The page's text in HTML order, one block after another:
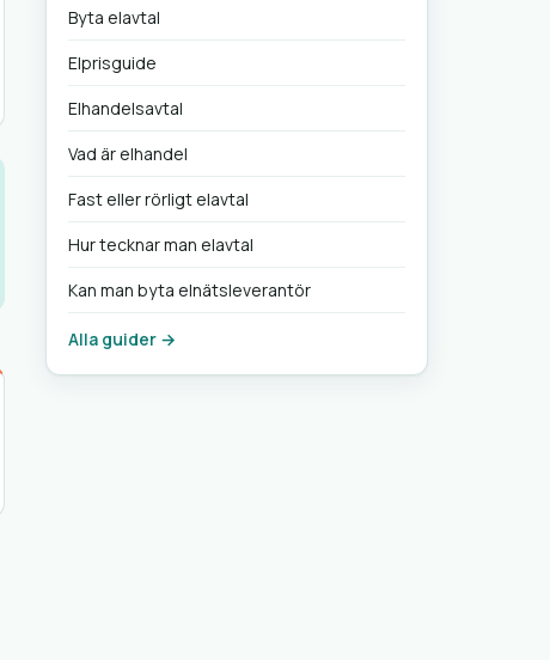
Byta elavtal
Elprisguide
Elhandelsavtal
Vad är elhandel
Fast eller rörligt elavtal
Hur tecknar man elavtal
Kan man byta elnätsleverantör
Alla guider →